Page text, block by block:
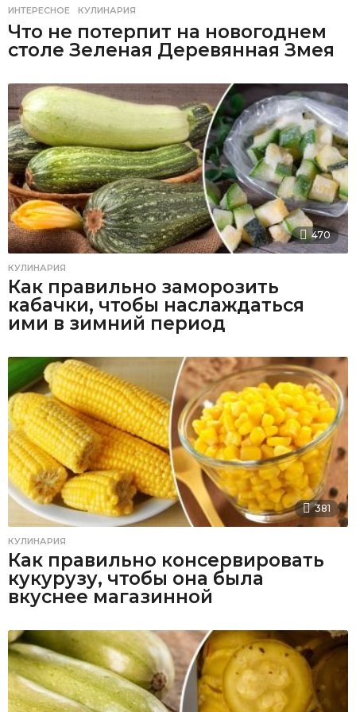
ИНТЕРЕСНОЕ ,КУЛИНАРИЯ
Что не потерпит на новогоднем
столе Зеленая Деревянная Змея
470
КУЛИНАРИЯ
Как правильно заморозить
кабачки, чтобы наслаждаться
ими в зимний период
381
КУЛИНАРИЯ
Как правильно консервировать
кукурузу, чтобы она была
вкуснее магазинной